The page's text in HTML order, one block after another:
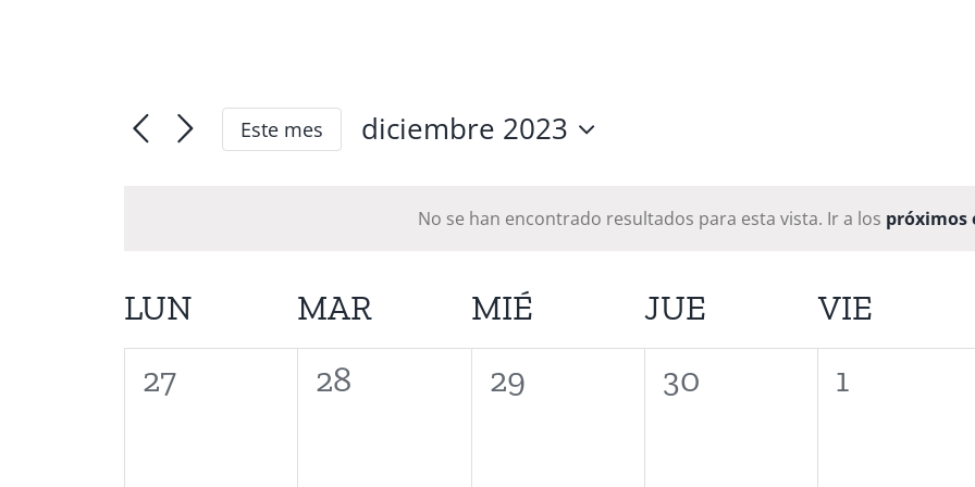
No se han encontrado resultados para esta vista. Ir a los próximos
Este mes
diciembre 2023
Calendario
de
LUN MAR MIÉ JUE VIE
0
27
0
28
0
29
0
30
0
1